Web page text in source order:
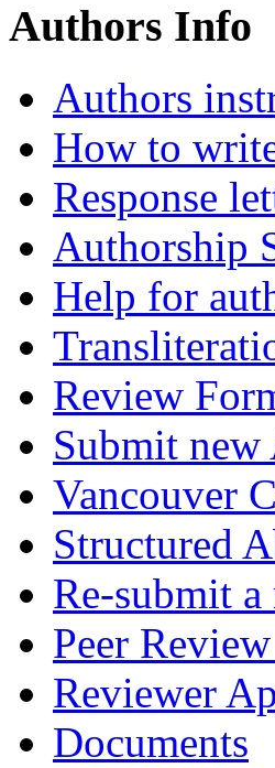
Authors Info
Authors
How to
Response
Authorship
Help for
Review
Submit
Vancouver
Structured
Re-submit
Peer
Reviewer
Documents